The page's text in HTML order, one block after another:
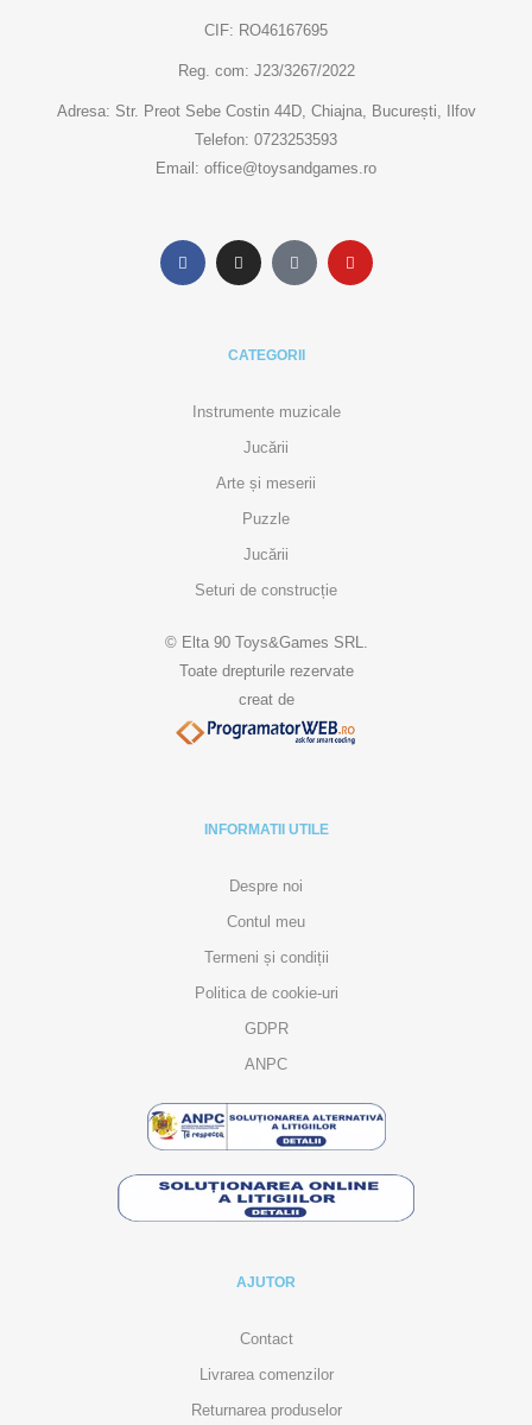
CIF: RO46167695
Reg. com: J23/3267/2022
Adresa: Str. Preot Sebe Costin 44D, Chiajna, București, Ilfov
Telefon: 0723253593
Email: office@toysandgames.ro
CATEGORII
Instrumente muzicale
Jucării
Arte și meserii
Puzzle
Jucării
Seturi de construcție
© Elta 90 Toys&Games SRL.
Toate drepturile rezervate
creat de
INFORMATII UTILE
Despre noi
Contul meu
Termeni și condiții
Politica de cookie-uri
GDPR
ANPC
AJUTOR
Contact
Livrarea comenzilor
Returnarea produselor